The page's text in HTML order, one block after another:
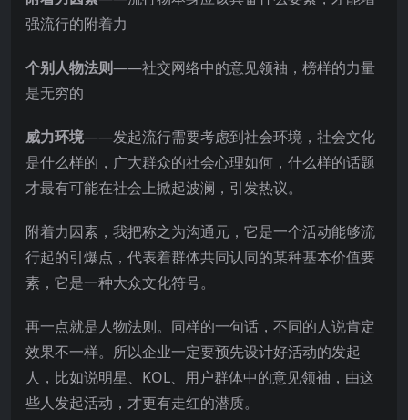
强流行的附着力
个别人物法则——社交网络中的意见领袖，榜样的力量
是无穷的
威力环境——发起流行需要考虑到社会环境，社会文化
是什么样的，广大群众的社会心理如何，什么样的话题
才最有可能在社会上掀起波澜，引发热议。
附着力因素，我把称之为沟通元，它是一个活动能够流
行起的引爆点，代表着群体共同认同的某种基本价值要
素，它是一种大众文化符号。
再一点就是人物法则。同样的一句话，不同的人说肯定
效果不一样。所以企业一定要预先设计好活动的发起
人，比如说明星、KOL、用户群体中的意见领袖，由这
些人发起活动，才更有走红的潜质。